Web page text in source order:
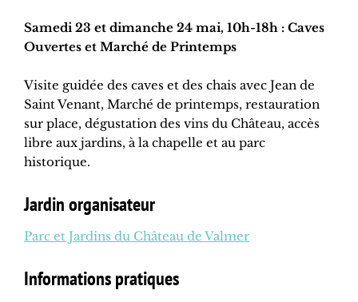
Samedi 23 et dimanche 24 mai, 10h-18h : Caves
Ouvertes et Marché de Printemps
Visite guidée des caves et des chais avec Jean de
Saint Venant, Marché de printemps, restauration
sur place, dégustation des vins du Château, accès
libre aux jardins, à la chapelle et au parc
historique.
Jardin organisateur
Parc et Jardins du Château de Valmer
Informations pratiques